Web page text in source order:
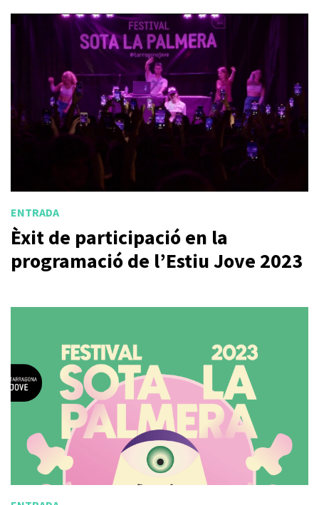
ENTRADA
Èxit de participació en la
programació de l’Estiu Jove 2023